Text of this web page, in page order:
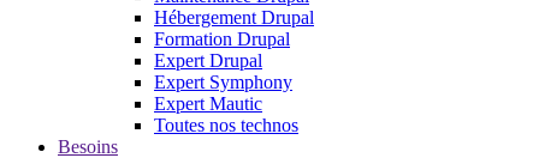
Hébergement Drupal
Formation Drupal
Expert Drupal
Expert Symphony
Expert Mautic
Toutes nos technos
Besoins